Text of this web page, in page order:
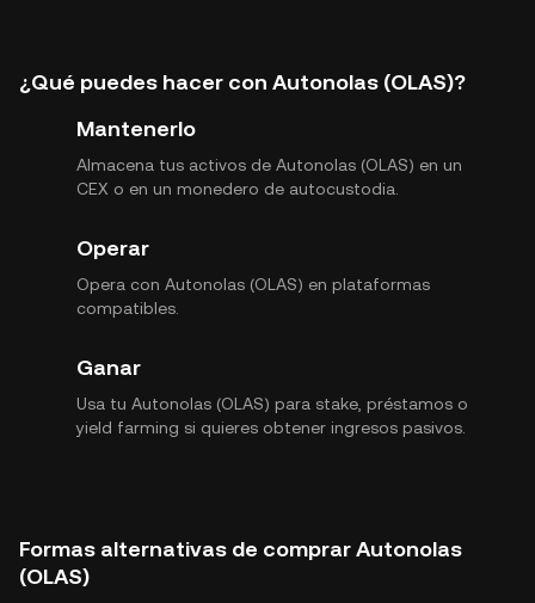
¿Qué puedes hacer con Autonolas (OLAS)?
Mantenerlo
Almacena tus activos de Autonolas (OLAS) en un
CEX o en un monedero de autocustodia.
Operar
Opera con Autonolas (OLAS) en plataformas
compatibles.
Ganar
Usa tu Autonolas (OLAS) para stake, préstamos o
yield farming si quieres obtener ingresos pasivos.
Formas alternativas de comprar Autonolas
(OLAS)